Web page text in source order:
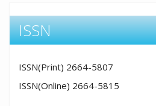
ISSN
ISSN(Print) 2664-5807
ISSN(Online) 2664-5815